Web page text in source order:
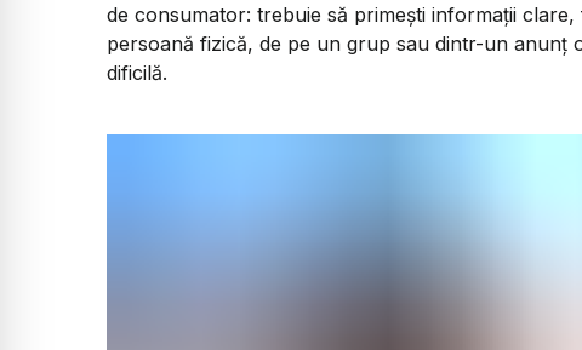
de consumator: trebuie să primești informații
persoană fizică, de pe un grup sau dintr-un
dificilă.